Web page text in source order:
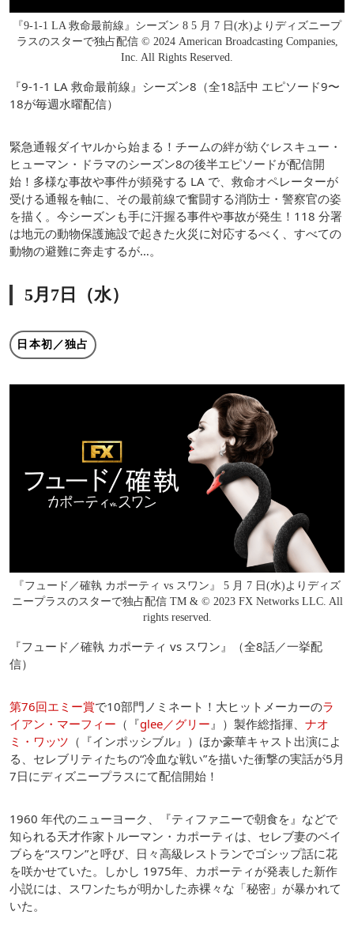
『9-1-1 LA 救命最前線』シーズン 8 5 月 7 日(水)よりディズニープ
ラスのスターで独占配信 © 2024 American Broadcasting Companies,
Inc. All Rights Reserved.
『9-1-1 LA 救命最前線』シーズン8（全18話中 エピソード9〜
18が毎週水曜配信）
緊急通報ダイヤルから始まる！チームの絆が紡ぐレスキュー・
ヒューマン・ドラマのシーズン8の後半エピソードが配信開
始！多様な事故や事件が頻発する LA で、救命オペレーターが
受ける通報を軸に、その最前線で奮闘する消防士・警察官の姿
を描く。今シーズンも手に汗握る事件や事故が発生！118 分署
は地元の動物保護施設で起きた火災に対応するべく、すべての
動物の避難に奔走するが…。
5月7日（水）
日本初／独占
『フュード／確執 カポーティ vs スワン』 5 月 7 日(水)よりディズ
ニープラスのスターで独占配信 TM & © 2023 FX Networks LLC. All
rights reserved.
『フュード／確執 カポーティ vs スワン』（全8話／一挙配
信）
第76回エミー賞で10部門ノミネート！大ヒットメーカーのラ
イアン・マーフィー （『glee／グリー 』）製作総指揮、 ナオ
ミ・ワッツ （『インポッシブル』）ほか豪華キャスト出演によ
る、セレブリティたちの“冷血な戦い”を描いた衝撃の実話が5月
7日にディズニープラスにて配信開始！
1960 年代のニューヨーク、『ティファニーで朝食を』などで
知られる天才作家トルーマン・カポーティは、セレブ妻のベイ
ブらを“スワン”と呼び、日々高級レストランでゴシップ話に花
を咲かせていた。しかし 1975年、カポーティが発表した新作
小説には、スワンたちが明かした赤裸々な「秘密」が暴かれて
いた。